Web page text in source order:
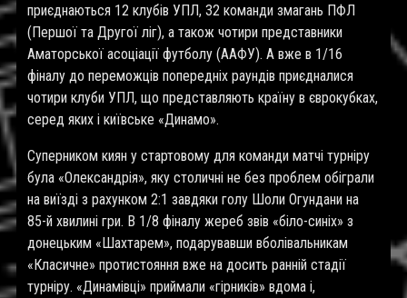
приєднаються 12 клубів УПЛ, 32 команди змагань ПФЛ
(Першої та Другої ліг), а також чотири представники
Аматорської асоціації футболу (ААФУ). А вже в 1/16
фіналу до переможців попередніх раундів приєдналися
чотири клуби УПЛ, що представляють країну в єврокубках,
серед яких і київське «Динамо».
Суперником киян у стартовому для команди матчі турніру
була «Олександрія», яку столичні не без проблем обіграли
на виїзді з рахунком 2:1 завдяки голу Шоли Огундани на
85-й хвилині гри. В 1/8 фіналу жереб звів «біло-синіх» з
донецьким «Шахтарем», подарувавши вболівальникам
«Класичне» протистояння вже на досить ранній стадії
турніру. «Динамівці» приймали «гірників» вдома і,